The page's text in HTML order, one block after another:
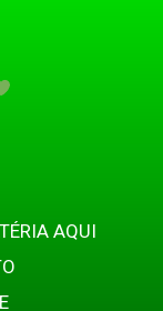
AQUI